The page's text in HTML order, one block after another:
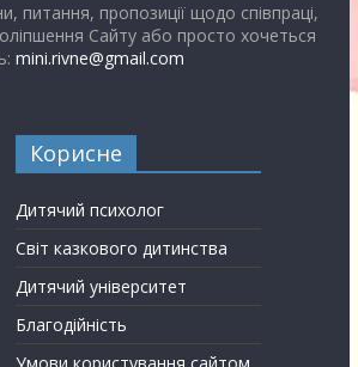
питання, пропозиції щодо співпраці,
Сайту або просто хочеться
mini.rivne@gmail.com
Корисне
Дитячий психолог
Світ казкового дитинства
Дитячий університет
Благодійність